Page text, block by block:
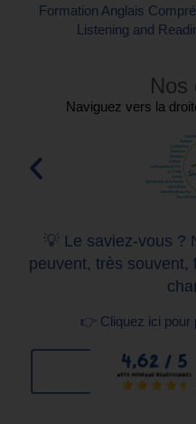
Formation Anglais
Listening and
Nos
Naviguez vers la
💡 Le saviez-vous ?
peuvent, très souvent,
👉 Cliquez ici pour